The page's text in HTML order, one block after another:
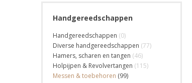
Handgereedschappen
Handgereedschappen (0)
Diverse handgereedschappen (77)
Hamers, scharen en tangen (46)
Holpijpen & Revolvertangen (115)
Messen & toebehoren (99)